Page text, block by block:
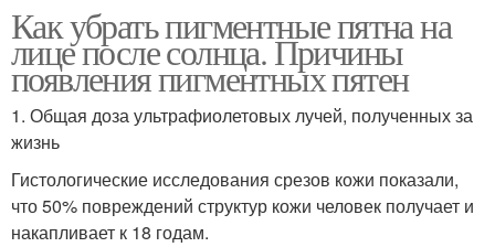
Как убрать пигментные пятна на
лице после солнца. Причины
появления пигментных пятен
1. Общая доза ультрафиолетовых лучей, полученных за
жизнь
Гистологические исследования срезов кожи показали,
что 50% повреждений структур кожи человек получает и
накапливает к 18 годам.